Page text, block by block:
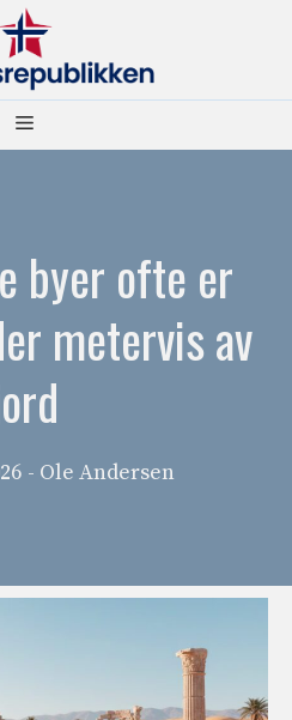
Meny
byer ofte er
metervis av
- Ole Andersen